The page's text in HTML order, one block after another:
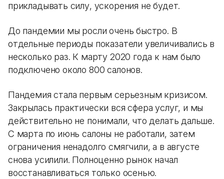
прикладывать силу, ускорения не будет.
До пандемии мы росли очень быстро. В
отдельные периоды показатели увеличивались в
несколько раз. К марту 2020 года к нам было
подключено около 800 салонов.
Пандемия стала первым серьезным кризисом.
Закрылась практически вся сфера услуг, и мы
действительно не понимали, что делать дальше.
С марта по июнь салоны не работали, затем
ограничения ненадолго смягчили, а в августе
снова усилили. Полноценно рынок начал
восстанавливаться только осенью.